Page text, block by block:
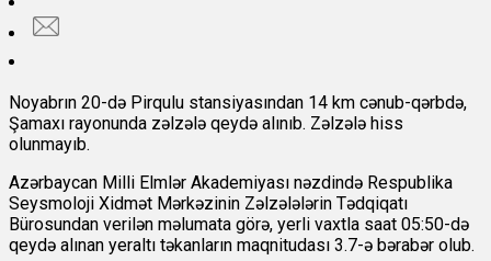
Noyabrın 20-də Pirqulu stansiyasından 14 km cənub-qərbdə,
Şamaxı rayonunda zəlzələ qeydə alınıb. Zəlzələ hiss
olunmayıb.
Azərbaycan Milli Elmlər Akademiyası nəzdində Respublika
Seysmoloji Xidmət Mərkəzinin Zəlzələlərin Tədqiqatı
Bürosundan verilən məlumata görə, yerli vaxtla saat 05:50-də
qeydə alınan yeraltı təkanların maqnitudası 3.7-ə bərabər olub.